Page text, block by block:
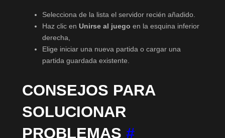
Selecciona de la lista el servidor recién añadido.
Haz clic en Unirse al juego en la esquina inferior
derecha,
Elige iniciar una nueva partida o cargar una
partida guardada existente.
CONSEJOS PARA
SOLUCIONAR
PROBLEMAS #